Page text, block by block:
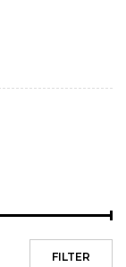
FILTER